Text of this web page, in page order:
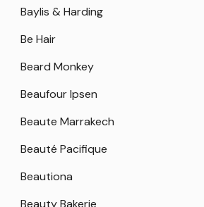
Baylis & Harding
Be Hair
Beard Monkey
Beaufour Ipsen
Beaute Marrakech
Beauté Pacifique
Beautiona
Beauty Bakerie